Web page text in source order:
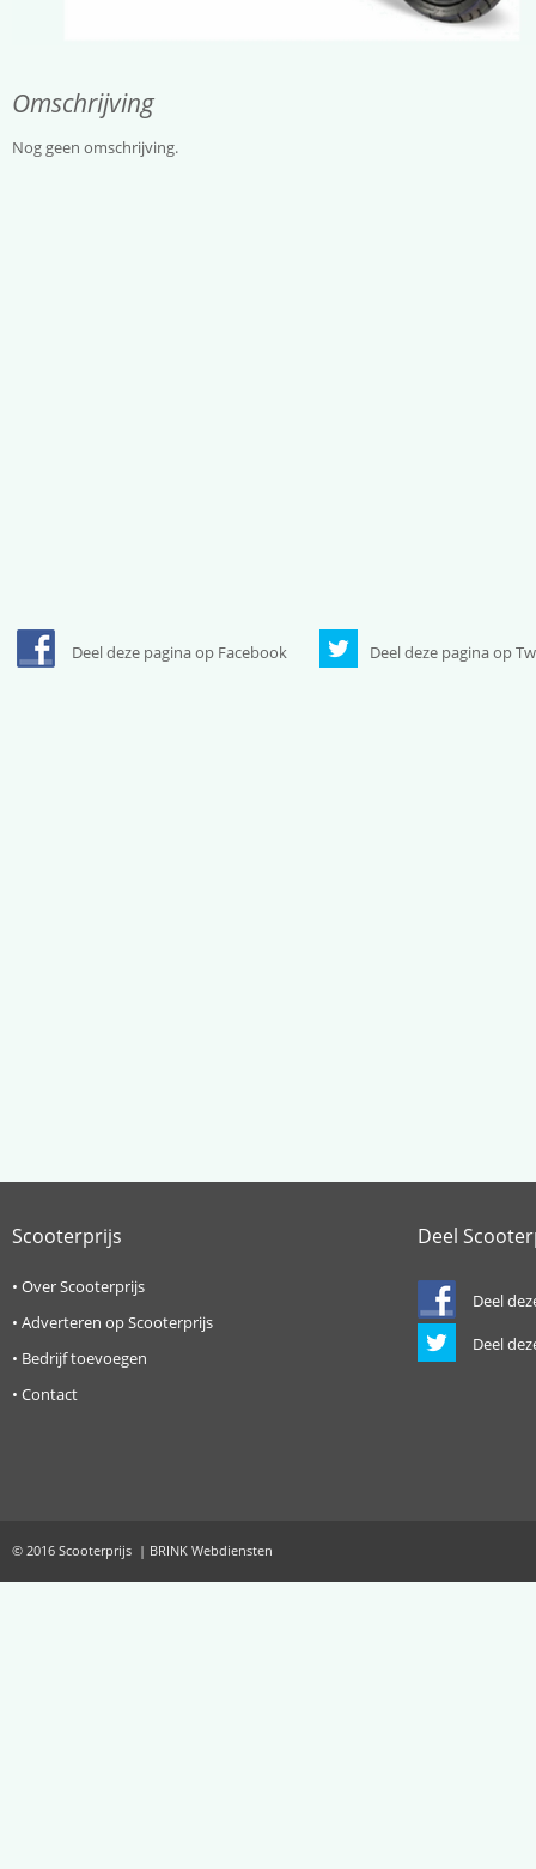
© 2016 Scooterprijs | BRINK Webdiensten
Scooterprijs
• Over Scooterprijs
• Adverteren op Scooterprijs
• Bedrijf toevoegen
• Contact
Deel
Deel
Deel
Nog geen omschrijving.
Deel deze pagina op Facebook Deel deze pagina op
Omschrijving